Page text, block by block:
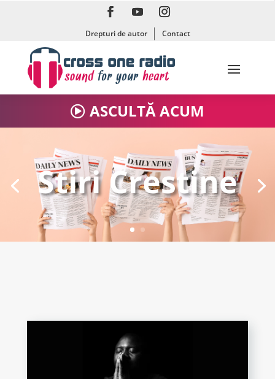
Drepturi de autor Contact
ASCULTĂ ACUM
Stiri Crestine